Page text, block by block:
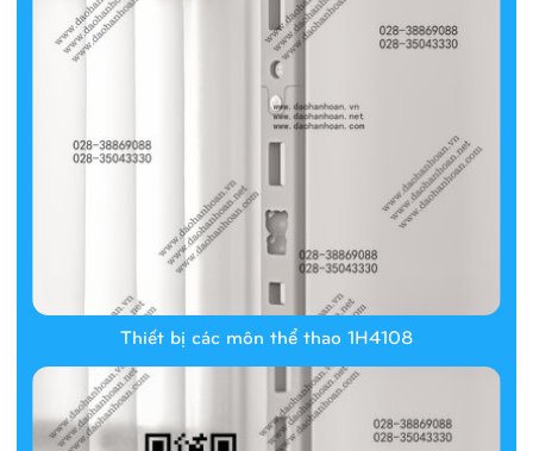
Thiết bị các môn thể thao 1H4108